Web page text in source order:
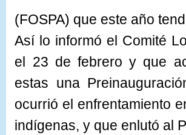
(FOSPA) que este año
Así lo informó el Comité
el 23 de febrero y que
estas una
ocurrió el enfrentamiento
indígenas, y que enlutó al